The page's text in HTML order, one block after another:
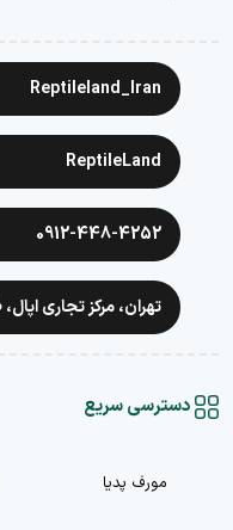
Reptileland_Iran
ReptileLand
0912-448-4252
تهران، مرکز تجاری اپال،
دسترسی سریع
مورف پدیا